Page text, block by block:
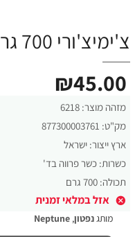
צ'ימיצ'ורי 700 גרם - נפטון
מזהה מוצר: 6218
מק"ט: 877300003761
ארץ ייצור: ישראל
כשרות: כשר פרווה בד'
תכולה: 700 גרם
אזל במלאי זמנית
₪45.00
מותגנפטון,
Neptune